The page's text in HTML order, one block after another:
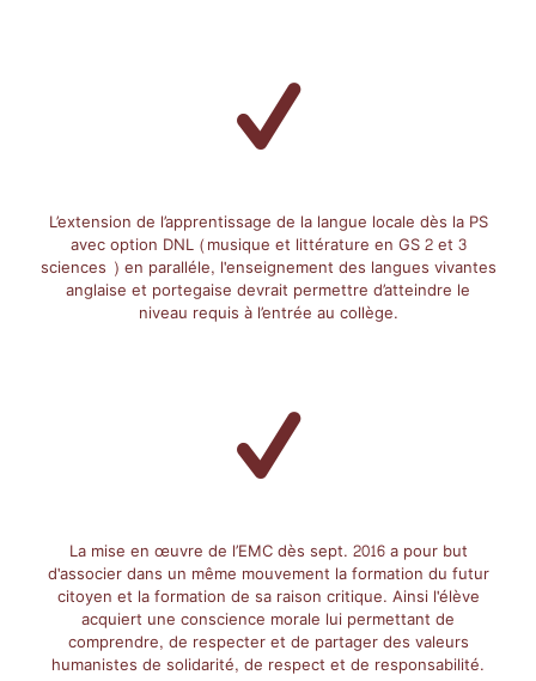
L’extension de l’apprentissage de la langue locale dès la PS
avec option DNL (musique et littérature en GS 2 et 3
sciences ) en paralléle, l'enseignement des langues vivantes
anglaise et portegaise devrait permettre d’atteindre le
niveau requis à l’entrée au collège.
La mise en œuvre de l’EMC dès sept. 2016 a pour but
d'associer dans un même mouvement la formation du futur
citoyen et la formation de sa raison critique. Ainsi l'élève
acquiert une conscience morale lui permettant de
comprendre, de respecter et de partager des valeurs
humanistes de solidarité, de respect et de responsabilité.